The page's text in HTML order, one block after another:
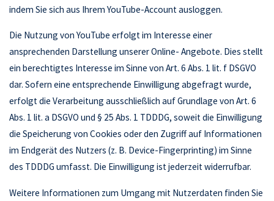
indem Sie sich aus Ihrem YouTube-Account ausloggen.
Die Nutzung von YouTube erfolgt im Interesse einer
ansprechenden Darstellung unserer Online- Angebote. Dies stellt
ein berechtigtes Interesse im Sinne von Art. 6 Abs. 1 lit. f DSGVO
dar. Sofern eine entsprechende Einwilligung abgefragt wurde,
erfolgt die Verarbeitung ausschließlich auf Grundlage von Art. 6
Abs. 1 lit. a DSGVO und § 25 Abs. 1 TDDDG, soweit die Einwilligung
die Speicherung von Cookies oder den Zugriff auf Informationen
im Endgerät des Nutzers (z. B. Device-Fingerprinting) im Sinne
des TDDDG umfasst. Die Einwilligung ist jederzeit widerrufbar.
Weitere Informationen zum Umgang mit Nutzerdaten finden Sie